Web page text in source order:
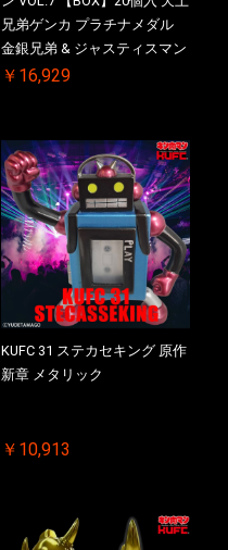
兄弟ゲンカ プラチナメダル
金銀兄弟 & ジャスティスマン
2.0 初回シリアルNO.入 ケース
￥16,929
KUFC 31 ステカセキング 原作
新章 メタリック
￥10,913